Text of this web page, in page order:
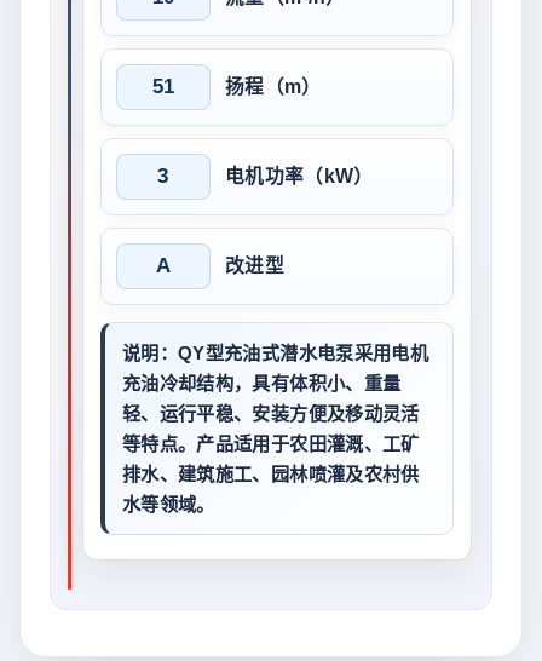
51 扬程（m）
3 电机功率（kW）
A 改进型
说明：QY型充油式潜水电泵采用电机
充油冷却结构，具有体积小、重量
轻、运行平稳、安装方便及移动灵活
等特点。产品适用于农田灌溉、工矿
排水、建筑施工、园林喷灌及农村供
水等领域。